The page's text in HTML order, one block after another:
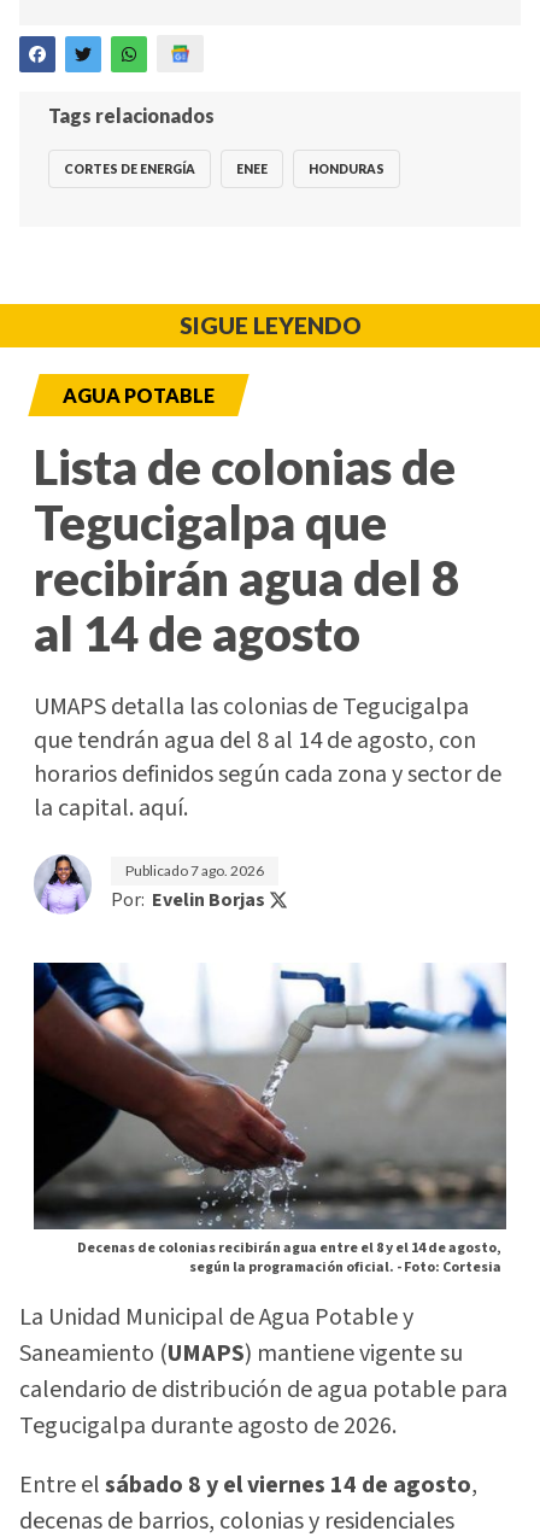
Tags relacionados
CORTES DE ENERGÍA ENEE HONDURAS
SIGUE LEYENDO
AGUA POTABLE
Lista de colonias de
Tegucigalpa que
recibirán agua del 8
al 14 de agosto
UMAPS detalla las colonias de Tegucigalpa
que tendrán agua del 8 al 14 de agosto, con
horarios definidos según cada zona y sector de
la capital. aquí.
Publicado7 ago. 2026
Por: Evelin Borjas
Decenas de colonias recibirán agua entre el 8 y el 14 de agosto,
según la programación oficial. -Foto: Cortesia
La Unidad Municipal de Agua Potable y
Saneamiento (UMAPS) mantiene vigente su
calendario de distribución de agua potable para
Tegucigalpa durante agosto de 2026.
Entre elsábado 8 y el viernes 14 de agosto,
decenas de barrios, colonias y residenciales